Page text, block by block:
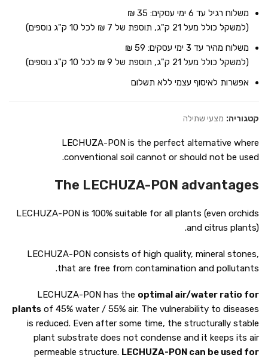
משלוח רגיל עד 6 ימי עסקים: 35 ₪
(למשקל כולל מעל 21 ק"ג, תוספת של 7 ₪ לכל 10 ק"ג נוספים)
משלוח מהיר עד 3 ימי עסקים: 59 ₪
(למשקל כולל מעל 21 ק"ג, תוספת של 9 ₪ לכל 10 ק"ג נוספים)
אפשרות לאיסוף עצמי ללא תשלום
קטגוריה: מצעי שתילה
LECHUZA-PON is the perfect alternative where
conventional soil cannot or should not be used.
The LECHUZA-PON advantages
LECHUZA-PON is 100% suitable for all plants (even orchids
and citrus plants).
LECHUZA-PON consists of high quality, mineral stones,
that are free from contamination and pollutants.
LECHUZA-PON has the optimal air/water ratio for
plants of 45% water / 55% air. The vulnerability to diseases
is reduced. Even after some time, the structurally stable
plant substrate does not condense and it keeps its air
permeable structure. LECHUZA-PON can be used for